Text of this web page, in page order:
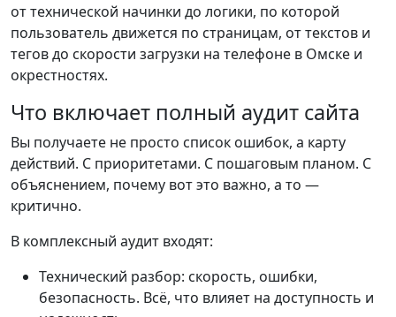
от технической начинки до логики, по которой
пользователь движется по страницам, от текстов и
тегов до скорости загрузки на телефоне в Омске и
окрестностях.
Что включает полный аудит сайта
Вы получаете не просто список ошибок, а карту
действий. С приоритетами. С пошаговым планом. С
объяснением, почему вот это важно, а то —
критично.
В комплексный аудит входят:
Технический разбор: скорость, ошибки,
безопасность. Всё, что влияет на доступность и